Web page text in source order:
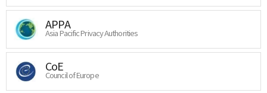
APPA
Asia Pacific Privacy Authorities
CoE
Council of Europe